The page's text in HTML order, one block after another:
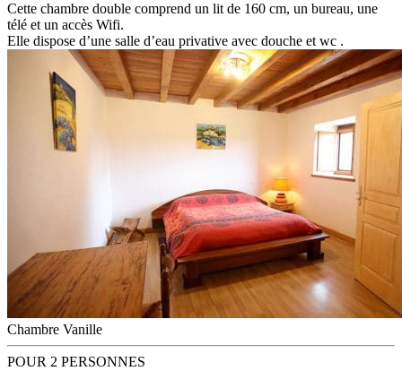
Cette chambre double comprend un lit de 160 cm, un bureau, une
télé et un accès Wifi.
Elle dispose d’une salle d’eau privative avec douche et wc .
Chambre Vanille
POUR 2 PERSONNES